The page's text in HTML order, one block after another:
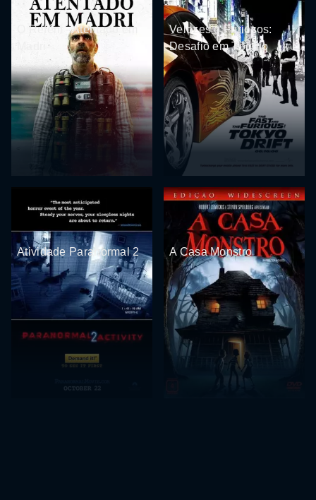
O Refém - Atentado em
Velozes e Furiosos:
Desafio em Tóquio
Atividade Paranormal 2 A Casa Monstro